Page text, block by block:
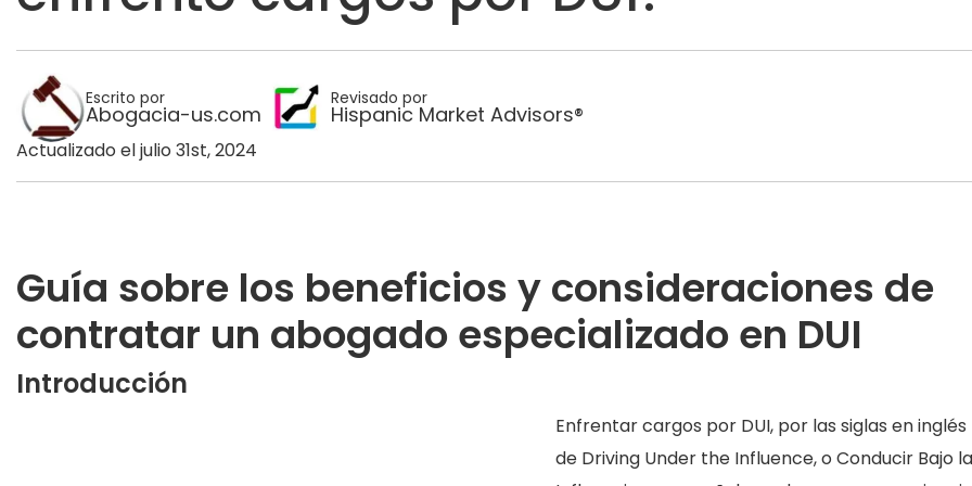
Escrito por
Abogacia-us.com
Revisado por
Hispanic Market Advisors®
Actualizado el julio 31st, 2024
Guía sobre los beneficios y consideraciones de
contratar un abogado especializado en DUI
Introducción
Enfrentar cargos por DUI, por las siglas en inglés
de Driving Under the Influence, o Conducir Bajo la